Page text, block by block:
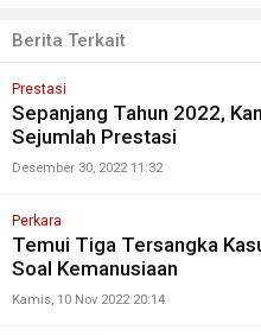
Berita Terkait
Prestasi
Sepanjang Tahun 2022,
Sejumlah Prestasi
Desember 30, 2022 11:32
Perkara
Temui Tiga Tersangka
Soal Kemanusiaan
Kamis, 10 Nov 2022 20:14